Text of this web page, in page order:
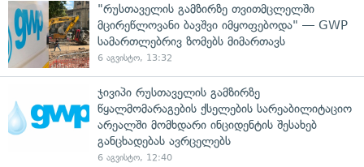
"რუსთაველის გამზირზე თვითმცლელში
მცირეწლოვანი ბავშვი იმყოფებოდა" — GWP
სამართლებრივ ზომებს მიმართავს
6 აგვისტო, 13:32
ჯივიპი რუსთაველის გამზირზე
წყალმომარაგების ქსელების სარეაბილიტაციო
არეალში მომხდარი ინციდენტის შესახებ
განცხადებას ავრცელებს
6 აგვისტო, 12:40